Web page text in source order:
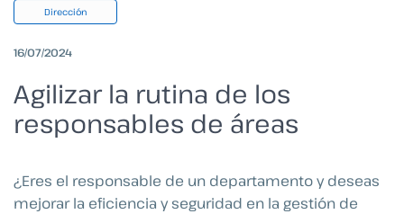
Dirección
16/07/2024
Agilizar la rutina de los
responsables de áreas
¿Eres el responsable de un departamento y deseas
mejorar la eficiencia y seguridad en la gestión de